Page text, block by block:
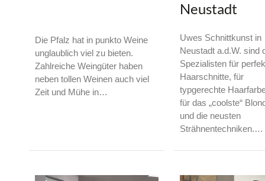
Die Pfalz hat in punkto Weine
unglaublich viel zu bieten.
Zahlreiche Weingüter haben
neben tollen Weinen auch viel
Zeit und Mühe in…
Neustadt
Uwes Schnittkunst in
Neustadt a.d.W. sind
Spezialisten für
Haarschnitte, für
typgerechte
für das „coolste“
und die neusten
Strähnentechniken.…